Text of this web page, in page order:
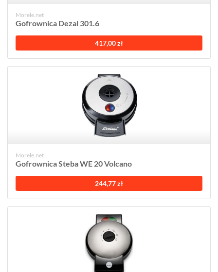
Morele.net
Gofrownica Dezal 301.6
417,00 zł
Morele.net
Gofrownica Steba WE 20 Volcano
244,77 zł